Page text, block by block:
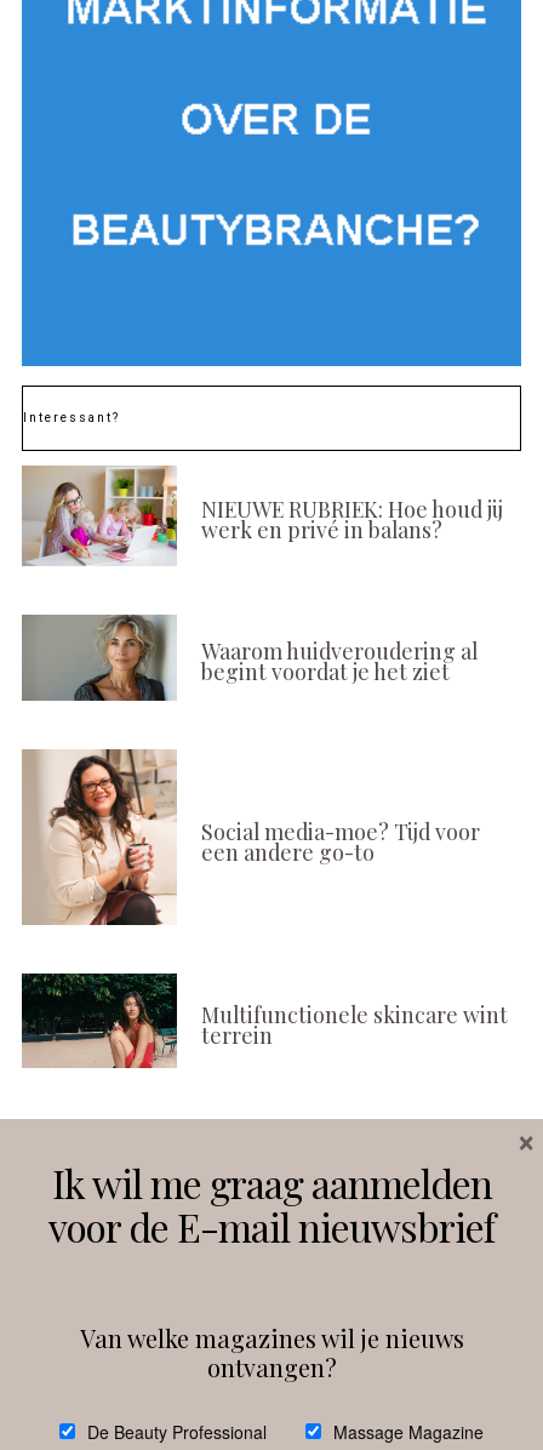
Interessant?
NIEUWE RUBRIEK: Hoe houd jij
werk en privé in balans?
Waarom huidveroudering al
begint voordat je het ziet
Social media-moe? Tijd voor
een andere go-to
Multifunctionele skincare wint
terrein
Instagram Facebook
debeautyprofessional
Ik wil me graag aanmelden
voor de E-mail nieuwsbrief
Van welke magazines wil je nieuws
ontvangen?
De Beauty Professional Massage Magazine
×